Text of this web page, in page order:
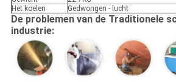
Het koelen
Gedwongen - lucht
De problemen van de Traditionele
industrie: